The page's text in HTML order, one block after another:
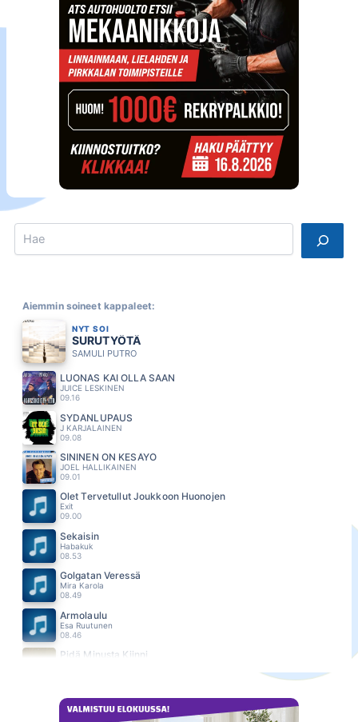
Search
Aiemmin soineet kappaleet:
NYT SOI
SURUTYÖTÄ
SAMULI PUTRO
LUONAS KAI OLLA SAAN
JUICE LESKINEN
09.16
SYDÄNLUPAUS
J KARJALAINEN
09.08
SININEN ON KESÄYÖ
JOEL HALLIKAINEN
09.01
Olet Tervetullut Joukkoon Huonojen
Exit
09.00
Sekaisin
Habakuk
08.53
Golgatan Veressä
Mira Karola
08.49
Armolaulu
Esa Ruutunen
08.46
Pidä Minusta Kiinni
Jippu
08.40